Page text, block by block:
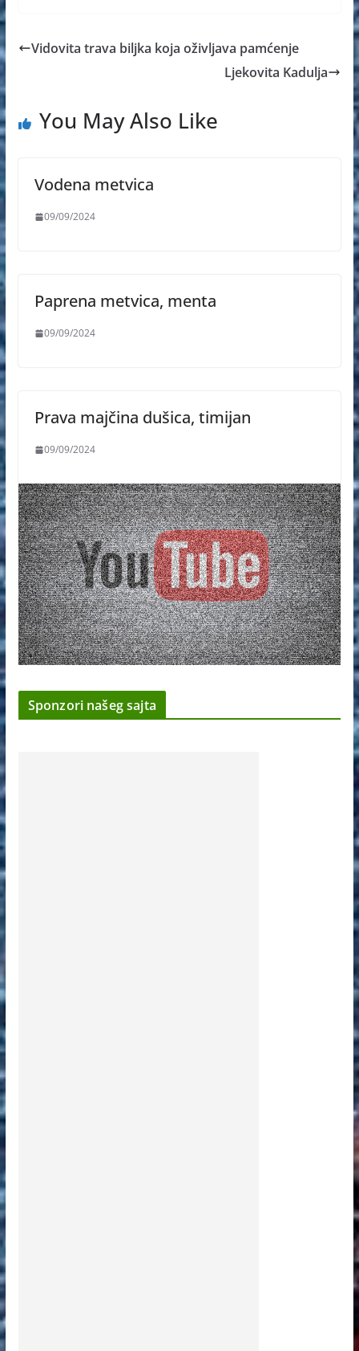
Vidovita trava biljka koja oživljava pamćenje
Ljekovita Kadulja
You May Also Like
Vodena metvica
09/09/2024
Paprena metvica, menta
09/09/2024
Prava majčina dušica, timijan
09/09/2024
Sponzori našeg sajta